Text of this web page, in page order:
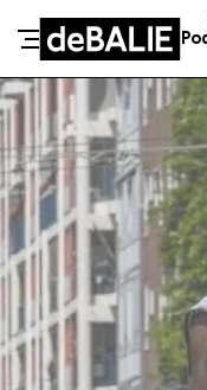
Meteen naar de
De Balie
SCHENK DIRECT
ZAKELIJK
Kleine-
Kassa
020
14:00–17:00
020
10:00–23:00